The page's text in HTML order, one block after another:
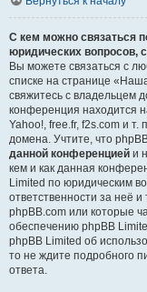
С кем можно связаться
юридических вопросов,
Вы можете связаться с
списке на странице
свяжитесь с владельцем
конференция находится
Yahoo!, free.fr, f2s.com и т.
домена. Учтите, что
данной конференцией и
кем и как данная
Limited по юридическим
ответственности за неё и
phpBB.com или которые
обеспечению phpBB
phpBB Limited об
то не ждите подробного
ответа.